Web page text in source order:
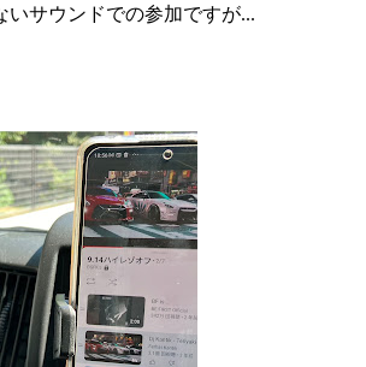
いサウンドでの参加ですが...